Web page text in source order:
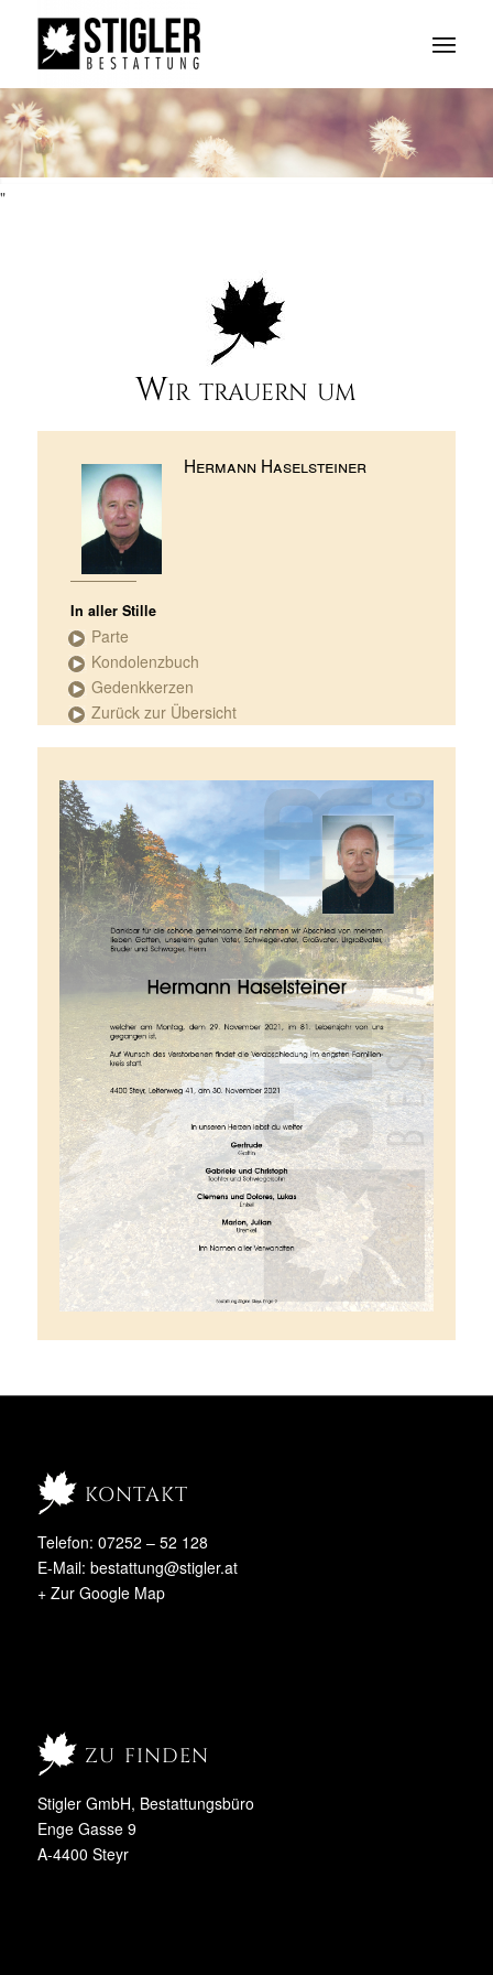
"
Wir trauern um
Hermann Haselsteiner
In aller Stille
Parte
Kondolenzbuch
Gedenkkerzen
Zurück zur Übersicht
kontakt
Telefon: 07252 – 52 128
E-Mail: bestattung@stigler.at
+ Zur Google Map
zu finden
Stigler GmbH, Bestattungsbüro
Enge Gasse 9
A-4400 Steyr